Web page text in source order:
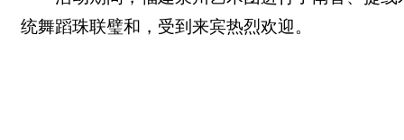
统舞蹈珠联璧和，受到来宾热烈欢迎。